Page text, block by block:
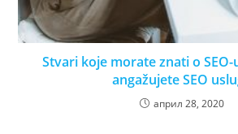
Stvari koje morate znati o
angažujete SEO
април 28, 2020